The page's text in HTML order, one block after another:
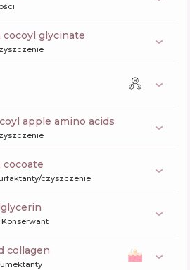
cocoyl glycinate
apple amino acids
cocoate
czyszczenie
Konserwant
collagen